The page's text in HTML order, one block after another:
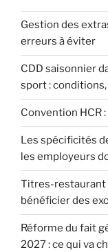
Gestion des
erreurs à éviter
CDD saisonnier
sport :
Convention HCR
Les spécificités
les employeurs
Titres-restaurant
bénéficier des
Réforme du fait
2027 : ce qui va